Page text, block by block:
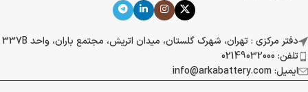
دفتر مرکزی : تهران، شهرک گلستان، میدان اتریش، مجتمع باران، واحد 337B
تلفن: 02149032000
ایمیل: info@arkabattery.com